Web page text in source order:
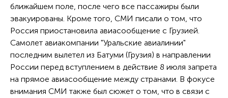
ближайшем поле, после чего все пассажиры были
эвакуированы. Кроме того, СМИ писали о том, что
Россия приостановила авиасообщение с Грузией.
Самолет авиакомпании "Уральские авиалинии"
последним вылетел из Батуми (Грузия) в направлении
России перед вступлением в действие 8 июля запрета
на прямое авиасообщение между странами. В фокусе
внимания СМИ также был сюжет о том, что в связи с